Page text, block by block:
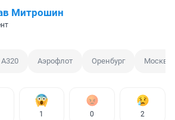
Митрошин
Аэрофлот Оренбург Москва
1 0 2